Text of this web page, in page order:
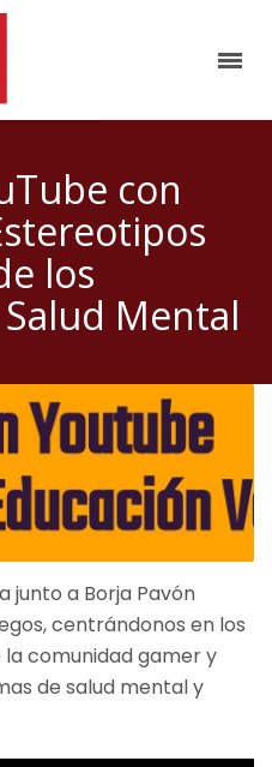
con
los
Mental
junto a Borja Pavón
centrándonos en los
comunidad gamer y
de salud mental y